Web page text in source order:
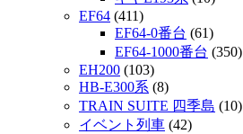
EF64 (411)
EF64-0番台 (61)
EF64-1000番台 (350)
EH200 (103)
HB-E300系 (8)
TRAIN SUITE 四季島 (10)
イベント列車 (42)